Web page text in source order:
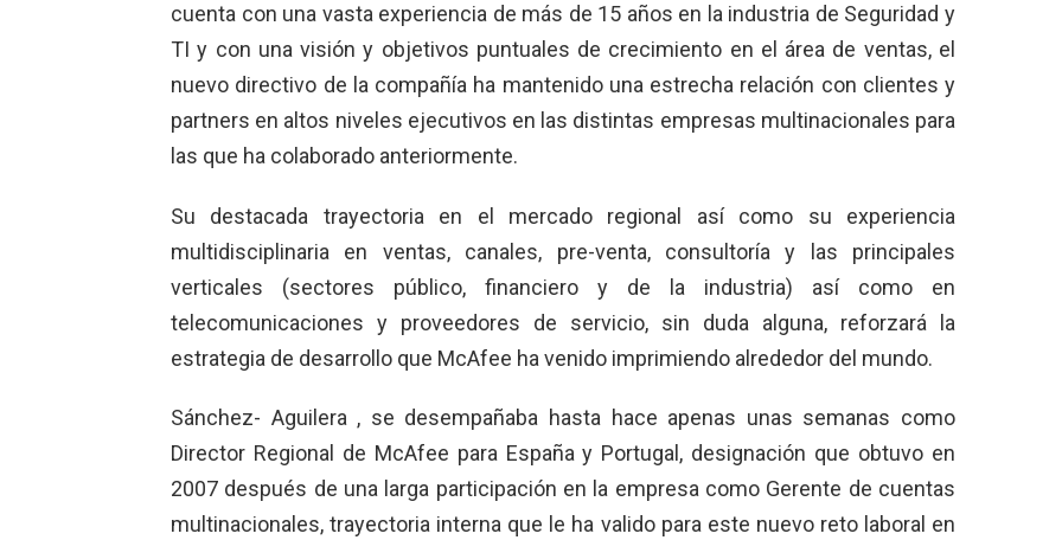
cuenta con una vasta experiencia de más de 15 años en la industria de Seguridad y
TI y con una visión y objetivos puntuales de crecimiento en el área de ventas, el
nuevo directivo de la compañía ha mantenido una estrecha relación con clientes y
partners en altos niveles ejecutivos en las distintas empresas multinacionales para
las que ha colaborado anteriormente.
Su destacada trayectoria en el mercado regional así como su experiencia
multidisciplinaria en ventas, canales, pre-venta, consultoría y las principales
verticales (sectores público, financiero y de la industria) así como en
telecomunicaciones y proveedores de servicio, sin duda alguna, reforzará la
estrategia de desarrollo que McAfee ha venido imprimiendo alrededor del mundo.
Sánchez- Aguilera , se desempañaba hasta hace apenas unas semanas como
Director Regional de McAfee para España y Portugal, designación que obtuvo en
2007 después de una larga participación en la empresa como Gerente de cuentas
multinacionales, trayectoria interna que le ha valido para este nuevo reto laboral en